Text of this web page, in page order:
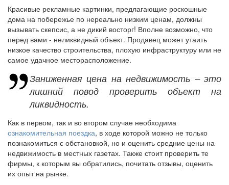
Красивые рекламные картинки, предлагающие роскошные
дома на побережье по нереально низким ценам, должны
вызывать скепсис, а не дикий восторг! Вполне возможно, что
перед вами - неликвидный объект. Продавец может утаить
низкое качество строительства, плохую инфраструктуру или не
самое удачное месторасположение.
Заниженная цена на недвижимость – это
лишний повод проверить объект на
ликвидность.
Как в первом, так и во втором случае необходима
ознакомительная поездка, в ходе которой можно не только
познакомиться с обстановкой, но и оценить средние цены на
недвижимость в местных газетах. Также стоит проверить те
фирмы, к которым вы обратились, почитать отзывы, оценить
их опыт на рынке.